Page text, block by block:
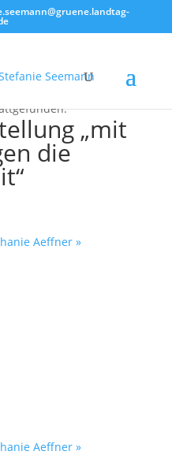
Seemann
„mit
die
Aeffner »
Aeffner »